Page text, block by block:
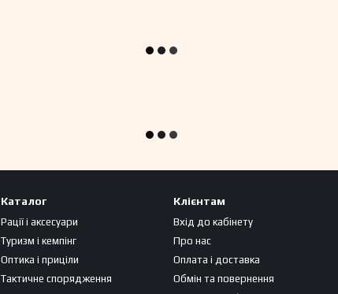
Каталог
Рації і аксесуари
Туризм і кемпінг
Оптика і приціли
Тактичне спорядження
Клієнтам
Вхід до кабінету
Про нас
Оплата і доставка
Обмін та повернення